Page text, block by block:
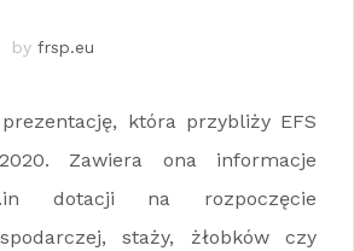
by frsp.eu
która przybliży EFS
Zawiera ona informacje
dotacji na rozpoczęcie
staży, żłobków czy